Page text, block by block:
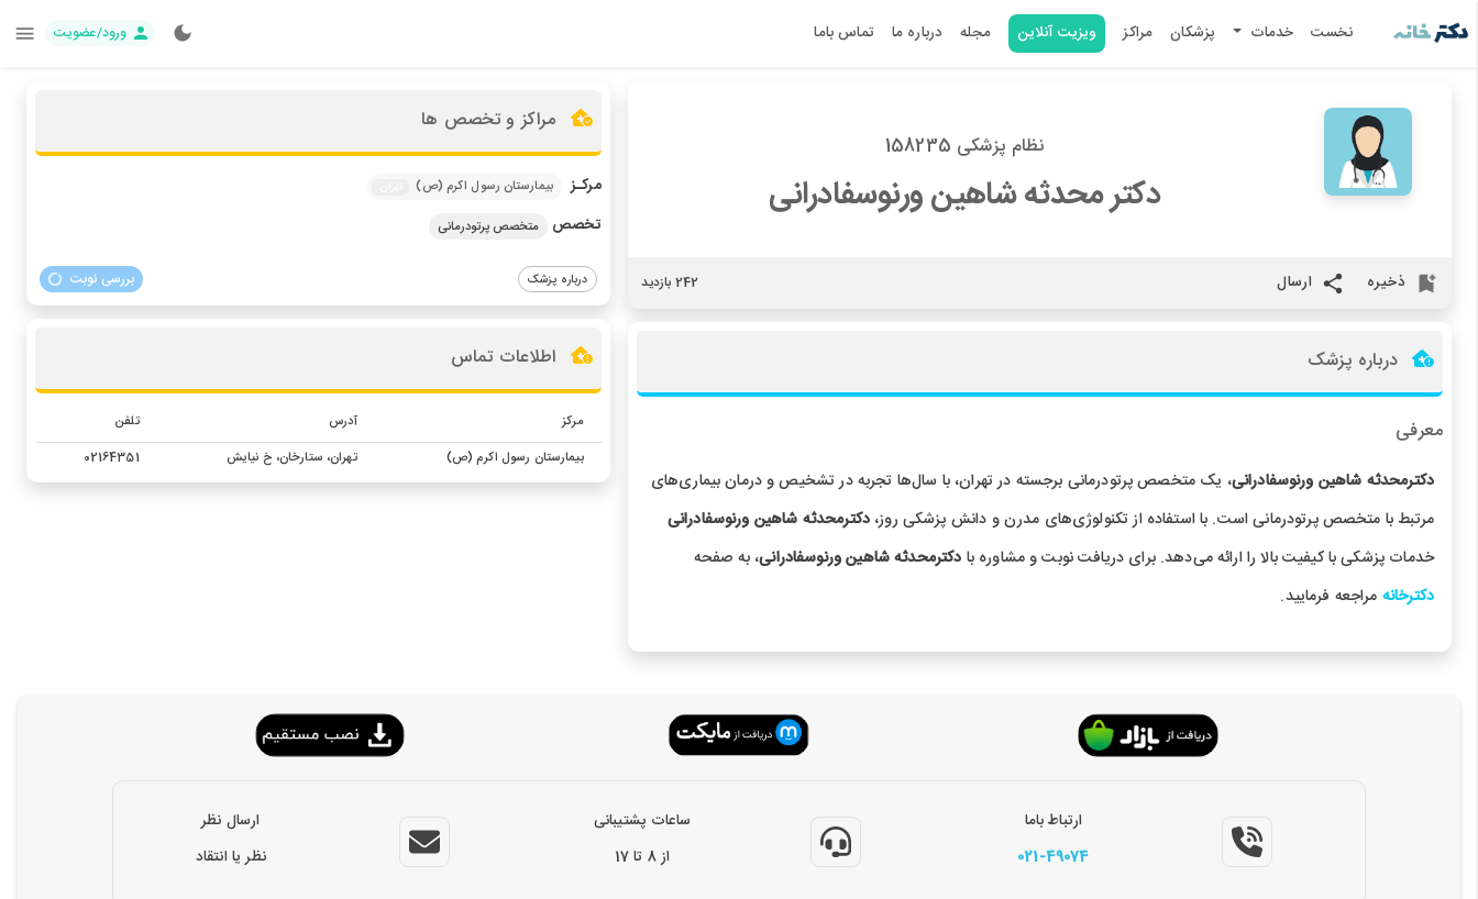
نخست خدمات پزشکان مراکز ویزیت آنلاین مجله درباره ما تماس باما ورود/عضویت
نظام پزشکی 158235
دکتر محدثه شاهین ورنوسفادرانی
ذخیره ارسال 242 بازدید
درباره پزشک
معرفی
دکترمحدثه شاهین ورنوسفادرانی، یک متخصص پرتودرمانی برجسته در تهران، با سال‌ها تجربه در تشخیص و درمان بیماری‌های
مرتبط با متخصص پرتودرمانی است. با استفاده از تکنولوژی‌های مدرن و دانش پزشکی روز، دکترمحدثه شاهین ورنوسفادرانی
خدمات پزشکی با کیفیت بالا را ارائه می‌دهد. برای دریافت نوبت و مشاوره با دکترمحدثه شاهین ورنوسفادرانی، به صفحه
دکترخانه مراجعه فرمایید.
مراکز و تخصص ها
مرکـز بیمارستان رسول اکرم (ص)
تخصص متخصص پرتودرمانی
درباره پزشک بررسی نوبت
اطلاعات تماس
مرکز آدرس
تلفن
بیمارستان رسول اکرم (ص)
تهران، ستارخان، خ نیایش 02164351
ارتباط باما
021-49074
ساعات پشتیبانی
از 8 تا 17
ارسال نظر
نظر یا انتقاد